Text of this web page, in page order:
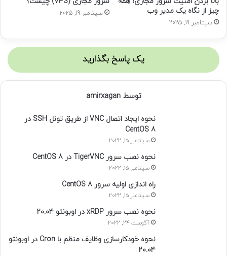
ک
ن
د
چیز از نگاه یک مدیر وب
سپتامبر 19, 2025
سپتامبر 19, 2025
یک پاسخ بگذارید
توسط amirxagan
نحوه ایجاد اتصال VNC از طریق تونل SSH در
CentOS 8
سپتامبر 15, 2022
نحوه نصب سرور TigerVNC در CentOS 8
سپتامبر 15, 2022
راه اندازی اولیه سرور CentOS 8
سپتامبر 15, 2022
نحوه نصب سرور xRDP در اوبونتو 20.04
آگوست 24, 2022
نحوه خودکارسازی وظایف منظم با Cron در اوبونتو
20.04